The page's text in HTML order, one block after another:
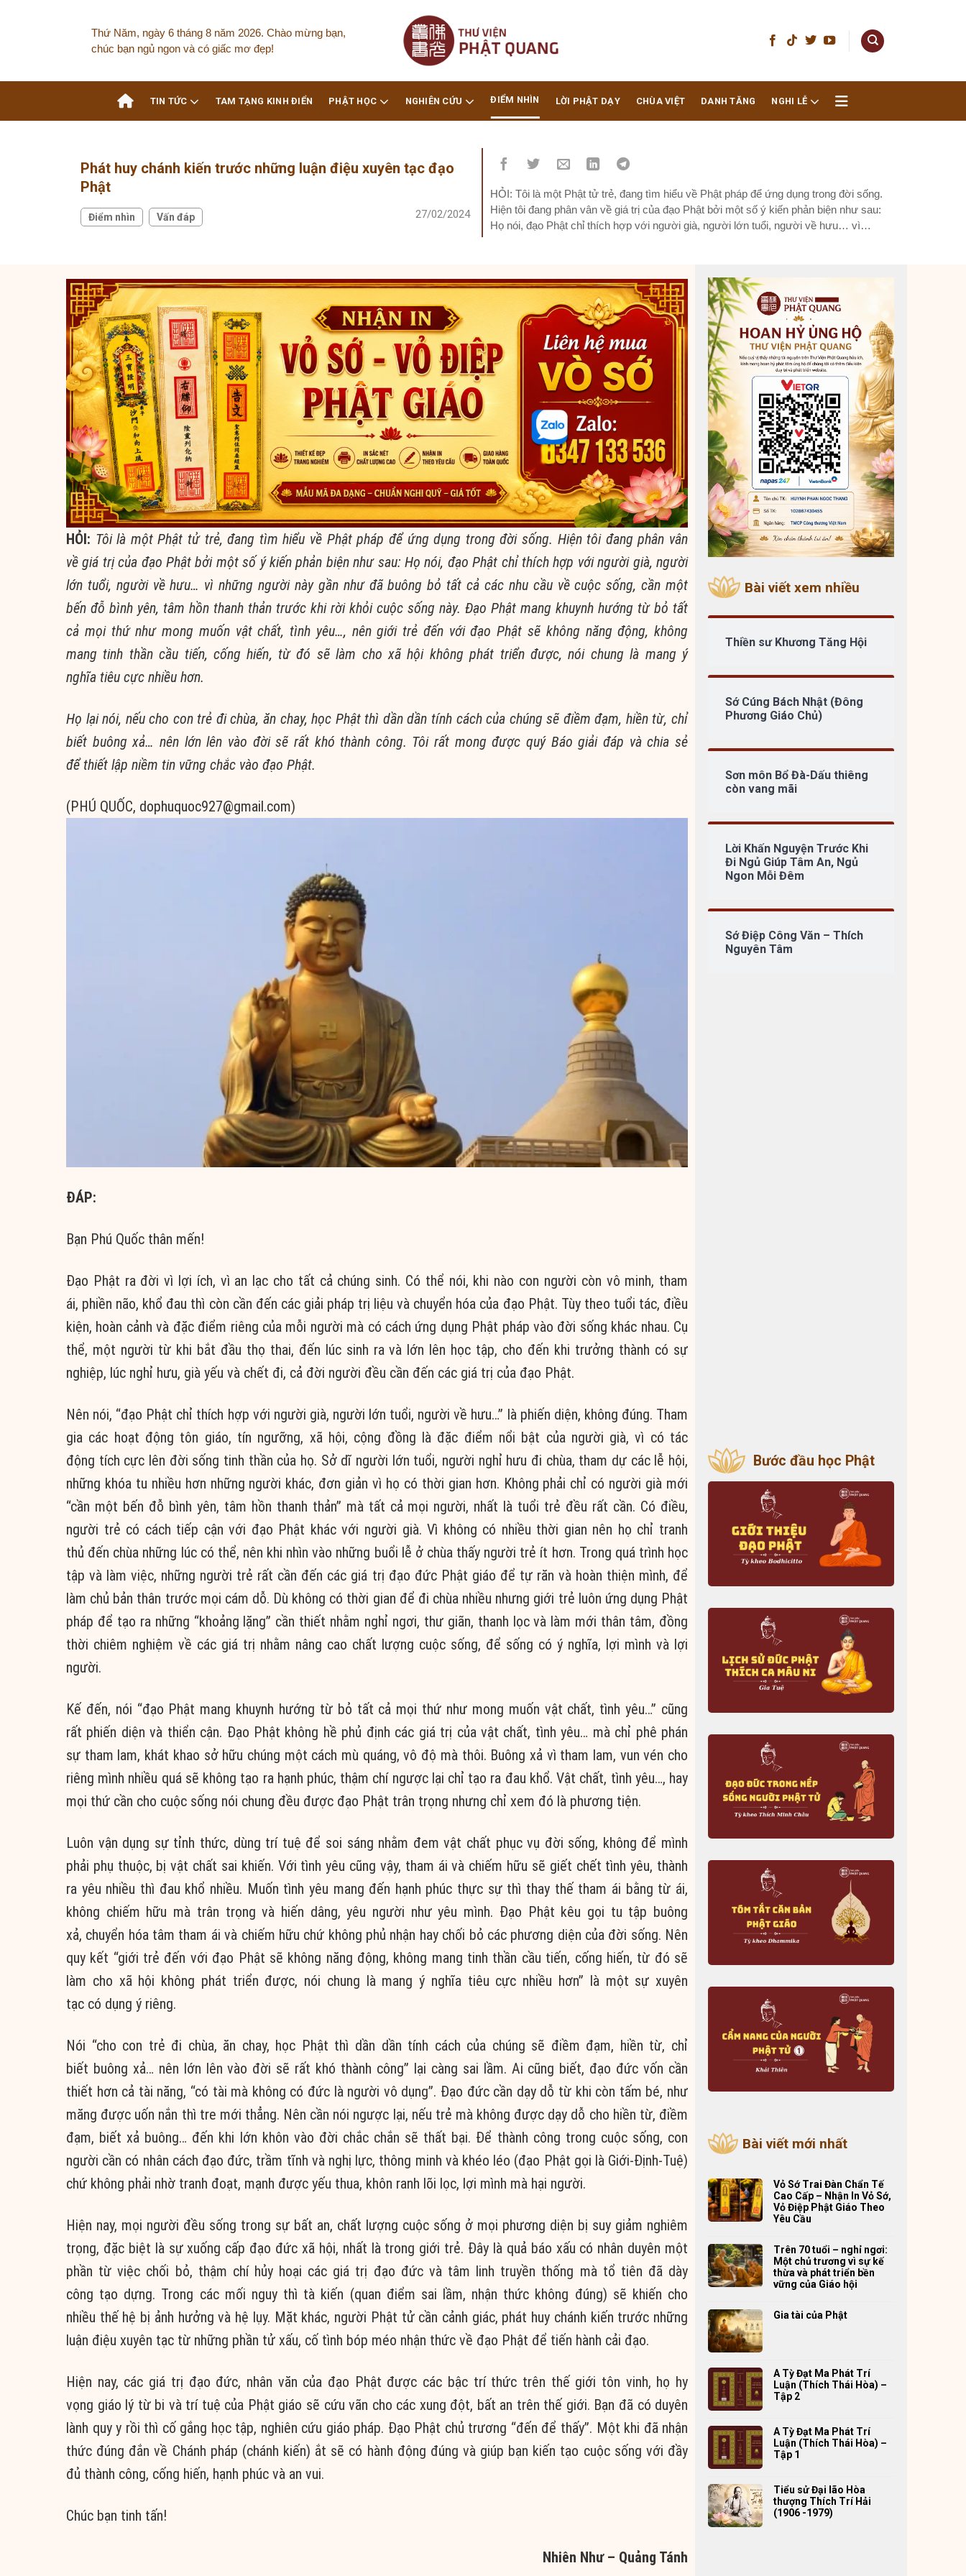
Thứ Năm, ngày 6 tháng 8 năm 2026. Chào mừng bạn,
chúc bạn ngủ ngon và có giấc mơ đẹp!
TIN TỨC TAM TẠNG KINH ĐIỂN PHẬT HỌC NGHIÊN CỨU ĐIỂM NHÌN LỜI PHẬT DẠY CHÙA VIỆT DANH TĂNG NGHI LỄ
Phát huy chánh kiến trước những luận điệu xuyên tạc đạo
Phật
Điểm nhìn Vấn đáp 27/02/2024
HỎI: Tôi là một Phật tử trẻ, đang tìm hiểu về Phật pháp để ứng dụng trong đời sống.
Hiện tôi đang phân vân về giá trị của đạo Phật bởi một số ý kiến phản biện như sau:
Họ nói, đạo Phật chỉ thích hợp với người già, người lớn tuổi, người về hưu… vì
HỎI: Tôi là mộtPhật tửtrẻ, đang tìm hiểu về Phật pháp để ứng dụng trong đờisống. Hiện tôi đang phân vân
vềgiá trịcủa đạo Phật bởi một số ý kiến phản biện như sau: Họ nói, đạo Phật chỉ thích hợp với người già, người
lớn tuổi, người về hưu… vì những người này gần như đã buông bỏ tất cả các nhu cầu về cuộc sống, cần một
bến đỗ bình yên, tâm hồn thanh thản trước khi rời khỏi cuộc sống này. Đạo Phật mang khuynh hướng từ bỏ tất
cả mọi thứ như mong muốn vật chất, tình yêu…, nên giới trẻ đến vớiđạo Phật sẽ không năng động, không
mang tinh thầncầu tiến,cống hiến, từ đó sẽ làm cho xã hội không phát triển được, nói chung là mang ý
nghĩa tiêu cực nhiều hơn.
Họ lại nói, nếu cho con trẻ đi chùa,ăn chay, học Phật thì dần dần tính cáchcủa chúng sẽ điềm đạm, hiền từ, chỉ
biết buông xả… nên lớn lên vào đời sẽ rất khó thành công. Tôi rất mong được quý Báo giải đáp và chia sẻ
đểthiết lập niềm tin vững chắc vào đạo Phật.
(PHÚ QUỐC, dophuquoc927@gmail.com)
ĐÁP:
Bạn Phú Quốc thân mến!
Đạo Phật ra đờivì lợi ích, vì an lạc cho tất cả chúng sinh. Có thể nói, khi nào con người còn vô minh, tham
ái, phiền não, khổ đau thì còn cần đến các giải pháp trị liệu và chuyển hóa của đạo Phật. Tùy theo tuổi tác, điều
kiện, hoàn cảnh và đặc điểm riêng của mỗi người mà có cách ứng dụng Phật pháp vào đời sống khác nhau. Cụ
thể, một người từ khi bắt đầu thọ thai, đến lúc sinh ra và lớn lên học tập, cho đến khi trưởng thành có sự
nghiệp, lúc nghỉ hưu, già yếu và chết đi, cả đời người đều cần đến các giá trị của đạo Phật.
Nên nói, “đạo Phật chỉ thích hợp với người già, người lớn tuổi, người về hưu…” là phiến diện, không đúng. Tham
gia các hoạt động tôn giáo, tín ngưỡng, xã hội, cộng đồng là đặc điểm nổi bật của người già, vì có tác
động tích cực lên đời sống tinh thần của họ. Sở dĩ người lớn tuổi, người nghỉ hưu đi chùa, tham dự các lễ hội,
những khóa tu nhiều hơn những người khác, đơn giản vì họ có thời gian hơn. Không phải chỉ có người già mới
“cần một bến đỗ bình yên, tâm hồn thanh thản” mà tất cả mọi người, nhất là tuổi trẻ đều rất cần. Có điều,
người trẻ có cách tiếp cận với đạo Phật khác với người già. Vì không có nhiều thời gian nên họ chỉ tranh
thủ đến chùa những lúc có thể, nên khi nhìn vào những buổi lễ ở chùa thấy người trẻ ít hơn. Trong quá trình học
tập và làm việc, những người trẻ rất cần đến các giá trị đạo đức Phật giáo để tự răn và hoàn thiện mình, để
làm chủ bản thân trước mọi cám dỗ. Dù không có thời gian để đi chùa nhiều nhưng giới trẻ luôn ứng dụng Phật
pháp để tạo ra những “khoảng lặng” cần thiết nhằm nghỉ ngơi, thư giãn, thanh lọc và làm mới thân tâm, đồng
thời chiêm nghiệm về các giá trị nhằm nâng cao chất lượng cuộc sống, để sống có ý nghĩa, lợi mình và lợi
người.
Kế đến, nói “đạo Phật mang khuynh hướng từ bỏ tất cả mọi thứ như mong muốn vật chất, tình yêu…” cũng
rất phiến diện và thiển cận. Đạo Phật không hề phủ định các giá trị của vật chất, tình yêu… mà chỉ phê phán
sự tham lam, khát khao sở hữu chúng một cách mù quáng,vô độ mà thôi. Buông xảvì tham lam, vun vén cho
riêng mình nhiều quá sẽ không tạo ra hạnh phúc, thậm chí ngược lại chỉ tạo ra đau khổ.Vật chất, tình yêu…, hay
mọi thứ cần cho cuộc sống nói chung đều được đạo Phật trân trọng nhưng chỉ xem đó là phương tiện.
Luôn vận dụng sự tỉnh thức, dùng trí tuệ để soi sáng nhằm đemvật chất phục vụ đời sống, không để mình
phải phụ thuộc, bịvật chất sai khiến. Với tình yêu cũng vậy, tham ái và chiếm hữu sẽ giết chết tình yêu, thành
ra yêu nhiều thì đau khổ nhiều. Muốn tình yêu mang đến hạnh phúc thực sự thì thay thế tham ái bằng từ ái,
không chiếm hữu mà trân trọng và hiến dâng, yêu người như yêu mình. Đạo Phật kêu gọi tu tập buông
xả, chuyển hóatâm tham ái và chiếm hữu chứ không phủ nhận hay chối bỏ các phương diện của đời sống. Nên
quy kết “giới trẻ đến với đạo Phật sẽ không năng động, không mang tinh thần cầu tiến, cống hiến, từ đó sẽ
làm cho xã hội không phát triển được, nói chung là mangý nghĩa tiêu cực nhiều hơn” là một sựxuyên
tạc có dụng ý riêng.
Nói “cho con trẻ đi chùa, ăn chay, học Phật thì dần dần tính cách của chúng sẽ điềm đạm, hiền từ, chỉ
biết buông xả… nên lớn lên vào đời sẽ rất khó thành công” lại càng sai lầm. Ai cũng biết, đạo đức vốn cần
thiết hơn cả tài năng, “có tài mà không có đức là người vô dụng”. Đạo đứccần dạy dỗ từ khi còn tấm bé, như
măng được uốn nắn thì tre mới thẳng. Nên cần nói ngược lại, nếu trẻ mà không được dạy dỗ cho hiền từ, điềm
đạm, biết xả buông… đến khi lớn khôn vào đời chắc chắn sẽ thất bại. Để thành công trong cuộc sống, con
người cần có nhân cách đạo đức, trầm tĩnh và nghị lực, thông minh và khéo léo (đạo Phật gọi là Giới-Định-Tuệ)
chứ không phải nhờ tranh đoạt, mạnh được yếu thua, khôn ranh lõi lọc, lợi mình mà hại người.
Hiện nay, mọi người đều sống trong sự bất an, chất lượng cuộc sống ở mọi phương diện bị suy giảm nghiêm
trọng, đặc biệt là sự xuống cấp đạo đức xã hội, nhất là trong giới trẻ. Đây là quả báo xấu có nhân duyên một
phần từ việc chối bỏ, thậm chí hủy hoại các giá trị đạo đứcvà tâm linh truyền thống mà tổ tiên đã dày
công tạo dựng. Trong các mối nguy thì tà kiến (quan điểm sai lầm, nhận thức không đúng) sẽ khiến cho
nhiều thế hệ bị ảnh hưởng và hệ lụy. Mặt khác, người Phật tửcần cảnh giác, phát huy chánh kiến trước những
luận điệu xuyên tạc từ những phần tử xấu, cố tình bóp méo nhận thức về đạo Phật để tiến hành cải đạo.
Hiện nay, các giá trị đạo đức, nhân văn của đạo Phật được các bậc trí thức trên thế giới tôn vinh, họ hy
vọng giáo lý từ bi và trí tuệ của Phật giáo sẽ cứu vãn cho các xung đột, bất an trên thế giới. Bạn đã có duyên
lành quy y rồi thì cố gắng học tập, nghiên cứu giáo pháp. Đạo Phật chủ trương “đến để thấy”. Một khi đã nhận
thức đúng đắn về Chánh pháp (chánh kiến) ắt sẽ có hành động đúng và giúp bạn kiến tạo cuộc sống với đầy
đủ thành công, cống hiến, hạnh phúc và an vui.
Chúc bạn tinh tấn!
Nhiên Như – Quảng Tánh
Bài viết xem nhiều
Thiền sư Khương Tăng Hội
Sớ Cúng Bách Nhật (Đông
Phương Giáo Chủ)
Sơn môn Bổ Đà-Dấu thiêng
còn vang mãi
Lời Khấn Nguyện Trước Khi
Đi Ngủ Giúp Tâm An, Ngủ
Ngon Mỗi Đêm
Sớ Điệp Công Văn – Thích
Nguyên Tâm
Bước đầu học Phật
Bài viết mới nhất
Vỏ Sớ Trai Đàn Chẩn Tế
Cao Cấp – Nhận In Vỏ Sớ,
Vỏ Điệp Phật Giáo Theo
Yêu Cầu
Trên 70 tuổi – nghỉ ngơi:
Một chủ trương vì sự kế
thừa và phát triển bền
vững của Giáo hội
Gia tài của Phật
A Tỳ Đạt Ma Phát Trí
Luận (Thích Thái Hòa) –
Tập 2
A Tỳ Đạt Ma Phát Trí
Luận (Thích Thái Hòa) –
Tập 1
Tiểu sử Đại lão Hòa
thượng Thích Trí Hải
(1906 -1979)